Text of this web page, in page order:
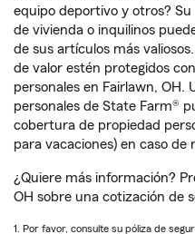
equipo deportivo y otros?
de vivienda o inquilinos
de sus artículos más
de valor estén protegidos
personales en Fairlawn, OH.
personales de State Farm®
cobertura de propiedad
para vacaciones) en caso
¿Quiere más información?
OH sobre una cotización de
1. Por favor, consulte su póliza de